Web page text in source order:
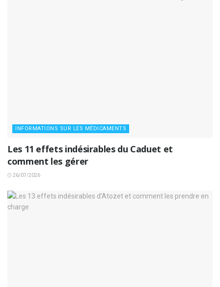
INFORMATIONS SUR LES MÉDICAMENTS
Les 11 effets indésirables du Caduet et
comment les gérer
26/07/2026